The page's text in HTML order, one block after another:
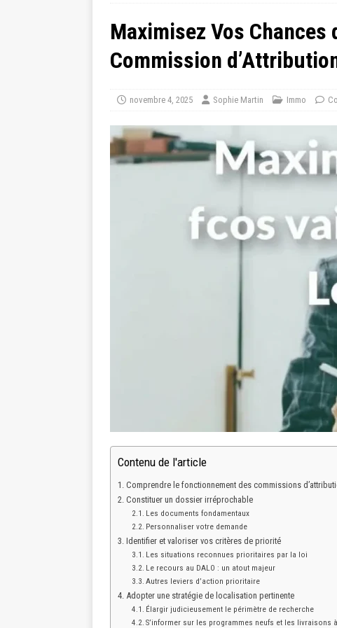
Maximisez Vos
Commission
novembre 4, 2025 Sophie Martin Immo
Contenu de l'article
Comprendre le fonctionnement des commissions
Constituer un dossier irréprochable
Les documents fondamentaux
Personnaliser votre demande
Identifier et valoriser vos critères de priorité
Les situations reconnues prioritaires par la loi
Le recours au DALO : un atout majeur
Autres leviers d’action prioritaire
Adopter une stratégie de localisation pertinente
Élargir judicieusement le périmètre de recherche
S’informer sur les programmes neufs et les livraisons